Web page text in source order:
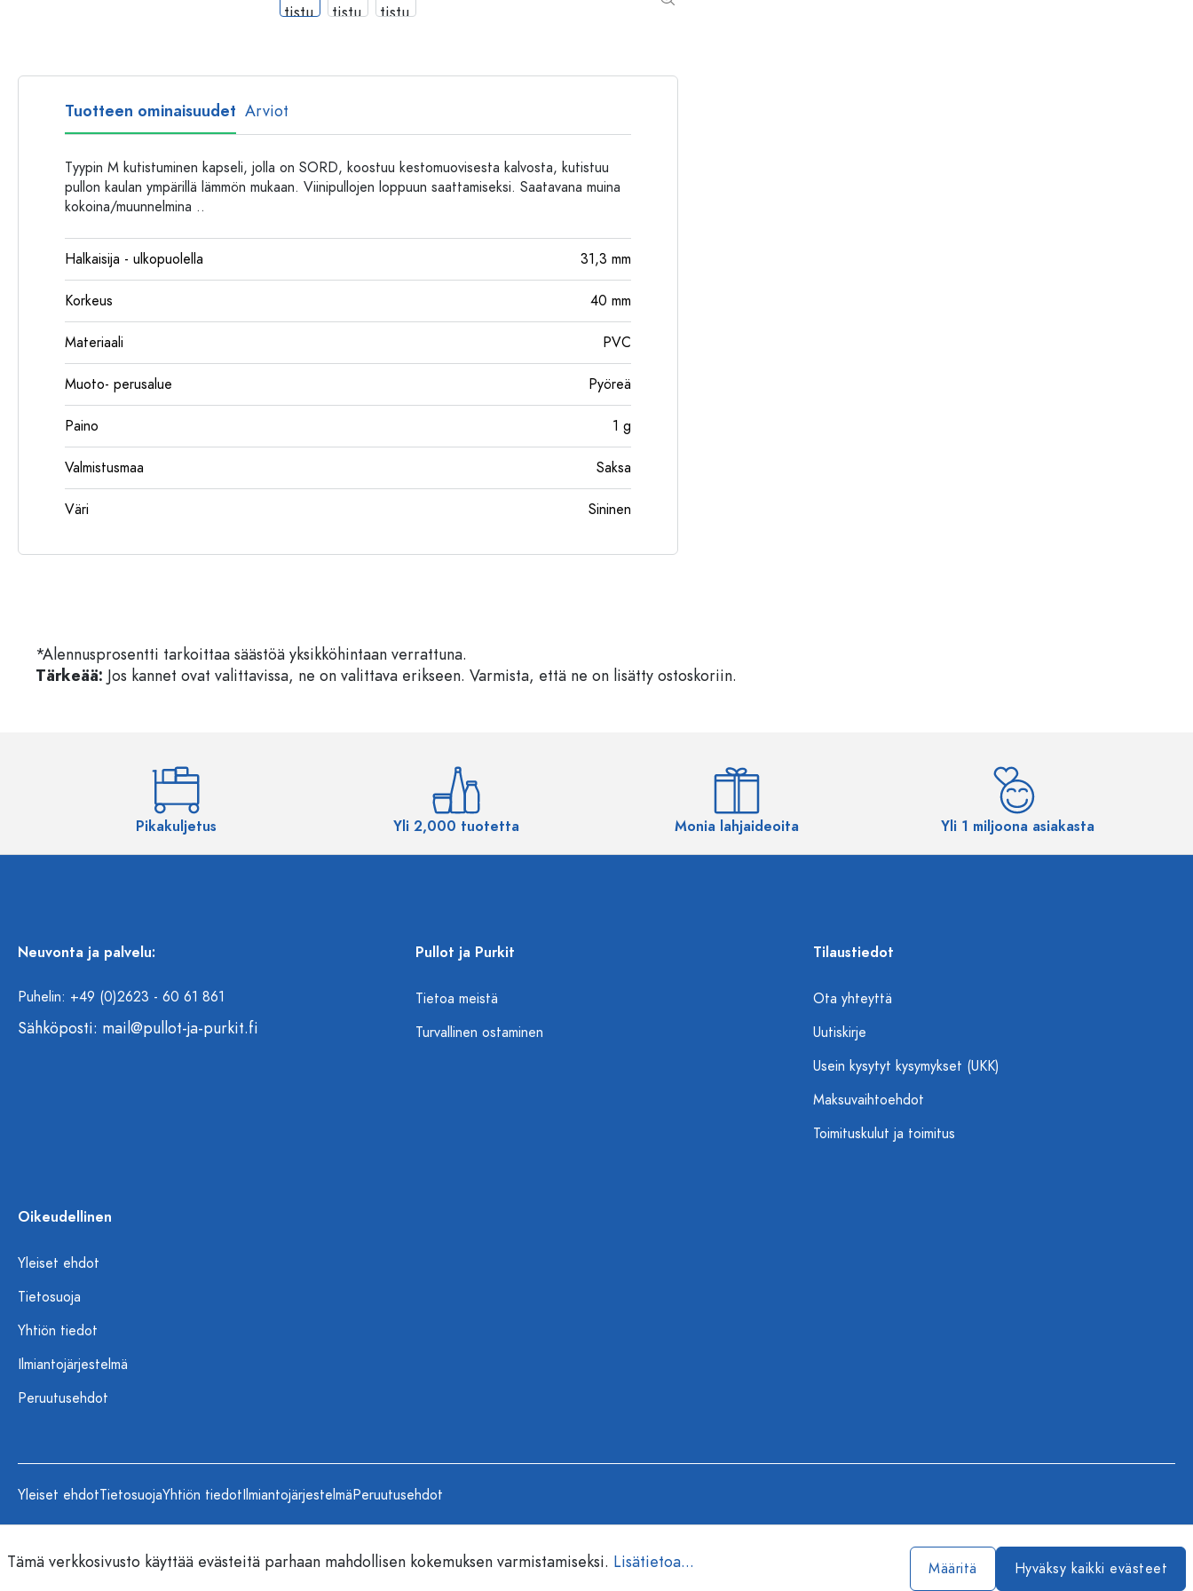
Muovipullot
Tuotteen ominaisuudet Arviot
Tyypin M kutistuminen kapseli, jolla on SORD, koostuu kestomuovisesta kalvosta, kutistuu
pullon kaulan ympärillä lämmön mukaan. Viinipullojen loppuun saattamiseksi. Saatavana muina
kokoina/muunnelmina ..
Halkaisija - ulkopuolella 31,3 mm
Korkeus 40 mm
Materiaali PVC
Muoto- perusalue Pyöreä
Paino 1 g
Valmistusmaa Saksa
Väri Sininen
*Alennusprosentti tarkoittaa säästöä yksikköhintaan verrattuna.
Tärkeää: Jos kannet ovat valittavissa, ne on valittava erikseen. Varmista, että ne on lisätty ostoskoriin.
Pikakuljetus Yli 2,000 tuotetta Monia lahjaideoita Yli 1 miljoona asiakasta
Neuvonta ja palvelu:
Puhelin: +49 (0)2623 - 60 61 861
Sähköposti: mail@pullot-ja-purkit.fi
Pullot ja Purkit
Tietoa meistä
Turvallinen ostaminen
Tilaustiedot
Ota yhteyttä
Uutiskirje
Usein kysytyt kysymykset (UKK)
Maksuvaihtoehdot
Toimituskulut ja toimitus
Oikeudellinen
Yleiset ehdot
Tietosuoja
Yhtiön tiedot
Ilmiantojärjestelmä
Peruutusehdot
Yleiset ehdotTietosuojaYhtiön tiedotIlmiantojärjestelmäPeruutusehdot
Tämä verkkosivusto käyttää evästeitä parhaan mahdollisen kokemuksen varmistamiseksi. Lisätietoa... Määritä Hyväksy kaikki evästeet